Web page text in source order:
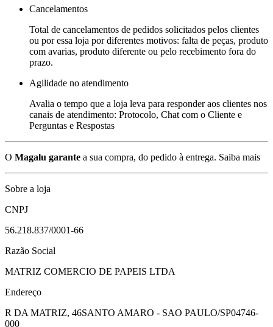
Cancelamentos
Total de cancelamentos de pedidos solicitados pelos clientes
ou por essa loja por diferentes motivos: falta de peças, produto
com avarias, produto diferente ou pelo recebimento fora do
prazo.
Agilidade no atendimento
Avalia o tempo que a loja leva para responder aos clientes nos
canais de atendimento: Protocolo, Chat com o Cliente e
Perguntas e Respostas
O Magalu garante a sua compra, do pedido à entrega. Saiba mais
Sobre a loja
CNPJ
56.218.837/0001-66
Razão Social
MATRIZ COMERCIO DE PAPEIS LTDA
Endereço
R DA MATRIZ, 46SANTO AMARO - SAO PAULO/SP04746-
000